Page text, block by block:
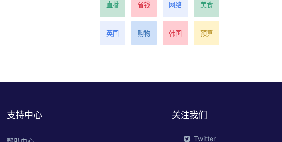
直播 省钱 网络 美食
英国 购物 韩国 预算
支持中心 关注我们
Twitter